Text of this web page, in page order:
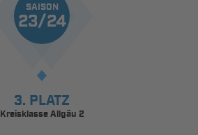
SAISON
23/24
3. PLATZ
Kreisklasse Allgäu 2